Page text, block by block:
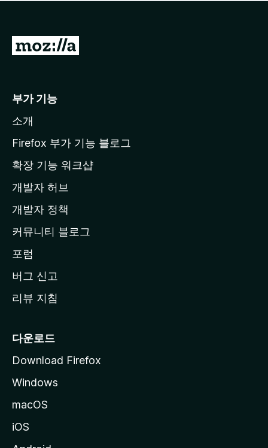
점
습
니
M
l
a
페
이
지
이
동
부가 기능
소개
Firefox 부가 기능 블로그
확장 기능 워크샵
개발자 허브
개발자 정책
커뮤니티 블로그
포럼
버그 신고
리뷰 지침
다운로드
Download Firefox
Windows
macOS
iOS